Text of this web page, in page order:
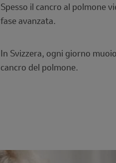
Spesso il cancro al polmone
fase avanzata.
In Svizzera, ogni giorno
cancro del polmone.